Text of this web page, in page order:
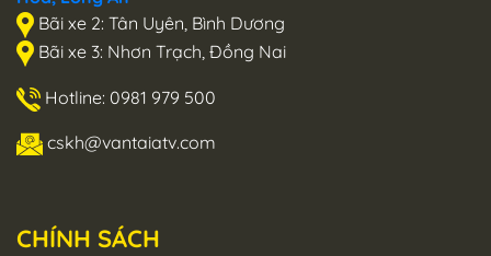
Bãi xe 2: Tân Uyên, Bình Dương
Bãi xe 3: Nhơn Trạch, Đồng Nai
Hotline: 0981 979 500
cskh@vantaiatv.com
CHÍNH SÁCH